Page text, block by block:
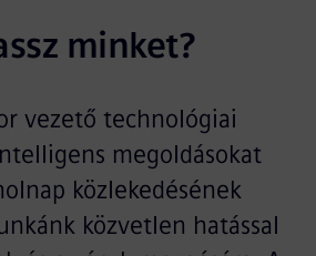
minket?
vezető technológiai
megoldásokat
közlekedésének
közvetlen hatással